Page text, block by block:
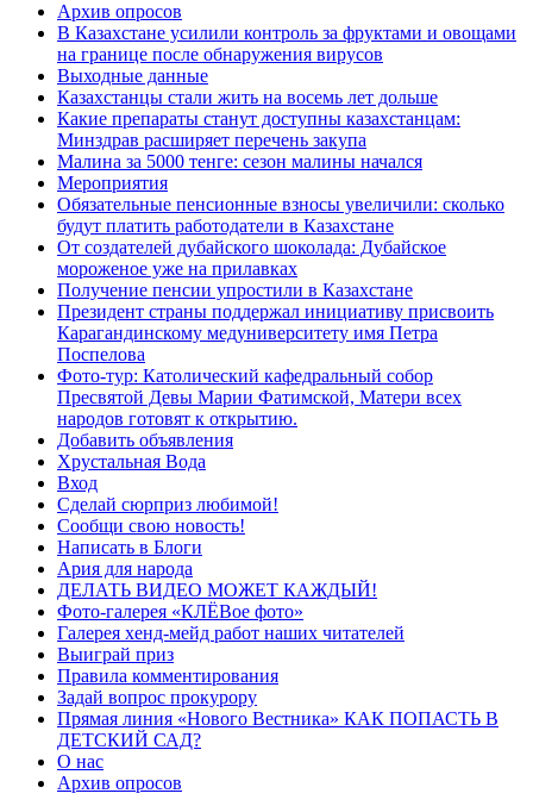
Архив опросов
В Казахстане усилили контроль за фруктами и овощами
на границе после обнаружения вирусов
Выходные данные
Казахстанцы стали жить на восемь лет дольше
Какие препараты станут доступны казахстанцам:
Минздрав расширяет перечень закупа
Малина за 5000 тенге: сезон малины начался
Мероприятия
Обязательные пенсионные взносы увеличили: сколько
будут платить работодатели в Казахстане
От создателей дубайского шоколада: Дубайское
мороженое уже на прилавках
Получение пенсии упростили в Казахстане
Президент страны поддержал инициативу присвоить
Карагандинскому медуниверситету имя Петра
Поспелова
Фото-тур: Католический кафедральный собор
Пресвятой Девы Марии Фатимской, Матери всех
народов готовят к открытию.
Добавить объявления
Хрустальная Вода
Вход
Сделай сюрприз любимой!
Сообщи свою новость!
Написать в Блоги
Ария для народа
ДЕЛАТЬ ВИДЕО МОЖЕТ КАЖДЫЙ!
Фото-галерея «КЛЁВое фото»
Галерея хенд-мейд работ наших читателей
Выиграй приз
Правила комментирования
Задай вопрос прокурору
Прямая линия «Нового Вестника» КАК ПОПАСТЬ В
ДЕТСКИЙ САД?
О нас
Архив опросов